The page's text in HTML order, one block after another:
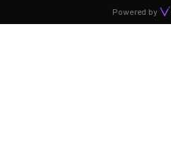
Powered by